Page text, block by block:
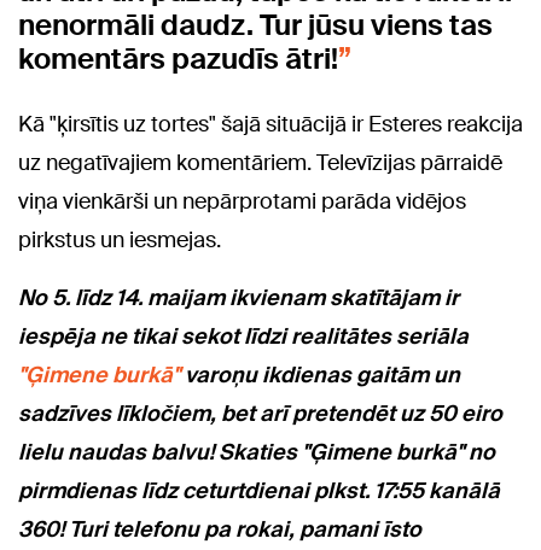
nenormāli daudz. Tur jūsu viens tas
komentārs pazudīs ātri!
Kā "ķirsītis uz tortes" šajā situācijā ir Esteres reakcija
uz negatīvajiem komentāriem. Televīzijas pārraidē
viņa vienkārši un nepārprotami parāda vidējos
pirkstus un iesmejas.
No 5. līdz 14. maijam ikvienam skatītājam ir
iespēja ne tikai sekot līdzi realitātes seriāla
"Ģimene burkā"varoņu ikdienas gaitām un
sadzīves līkločiem, bet arī pretendēt uz 50 eiro
lielu naudas balvu! Skaties "Ģimene burkā" no
pirmdienas līdz ceturtdienai plkst. 17:55 kanālā
360! Turi telefonu pa rokai, pamani īsto